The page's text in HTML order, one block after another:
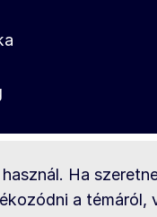
Ha
a témáról,